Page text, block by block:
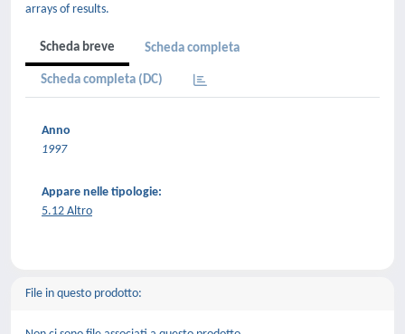
arrays of results.
Scheda breve Scheda completa
Scheda completa (DC)
Anno
1997
Appare nelle tipologie:
5.12 Altro
File in questo prodotto: